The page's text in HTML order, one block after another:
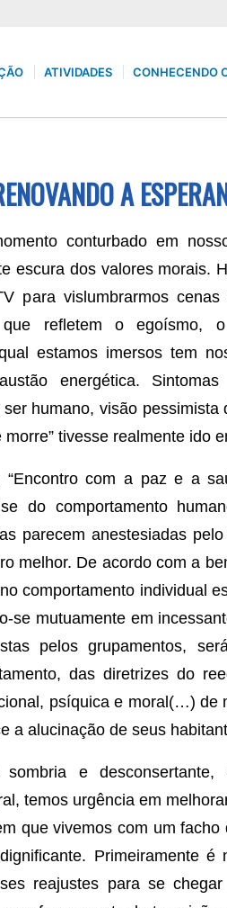
ATIVIDADES CONHECENDO
A
conturbado em
escura dos valores morais.
para vislumbrarmos
que refletem o egoísmo,
estamos imersos tem
energética.
humano, visão
morre” tivesse realmente ido
com a paz e a
do comportamento
parecem anestesiadas
melhor. De acordo com a
comportamento individual
se mutuamente em
pelos grupamentos,
das diretrizes do
psíquica e moral(…) de
a alucinação de seus
e
temos urgência em
que vivemos com um
Primeiramente é
reajustes para se